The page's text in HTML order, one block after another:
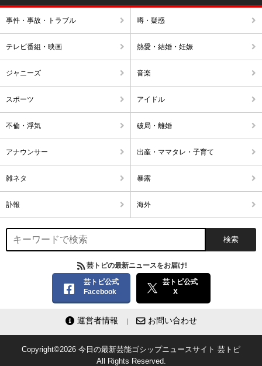
事件・事故・トラブル 噂・疑惑
テレビ番組・映画 熱愛・結婚・妊娠
ジャニーズ 音楽
スポーツ アイドル
不倫・浮気 破局・離婚
アナウンサー 出産・ママタレ・子育て
雑ネタ 暴露
訃報 海外
芸トピの最新ニュースをお届け!
芸トピ公式
Facebook
芸トピ公式
X
運営者情報 お問い合わせ
Copyright©2026 今日の最新芸能ゴシップニュースサイト 芸トピ
All Rights Reserved.